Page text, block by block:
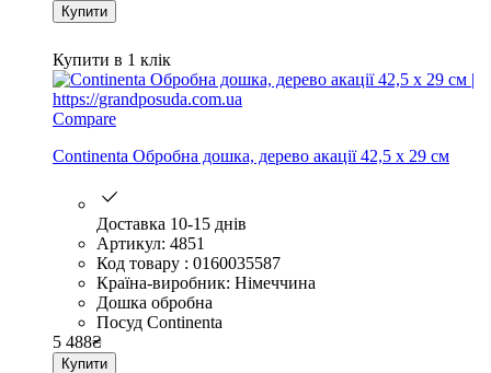
Купити
Купити в 1 клік
Compare
Continenta Обробна дошка, дерево акації 42,5 x 29 см
Доставка 10-15 днів
Артикул: 4851
Код товару : 0160035587
Країна-виробник: Німеччина
Дошка обробна
Посуд Continenta
5 488₴
Купити